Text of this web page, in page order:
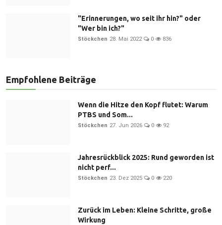
"Erinnerungen, wo seit ihr hin?" oder
"Wer bin ich?"
Stöckchen 28. Mai 2022 0 836
Empfohlene Beiträge
Wenn die Hitze den Kopf flutet: Warum
PTBS und Som...
Stöckchen 27. Jun 2026 0 92
Jahresrückblick 2025: Rund geworden ist
nicht perf...
Stöckchen 23. Dez 2025 0 220
Zurück im Leben: Kleine Schritte, große
Wirkung